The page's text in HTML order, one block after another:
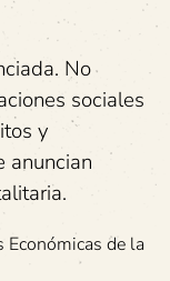
No
sociales
y
anuncian
Económicas de la